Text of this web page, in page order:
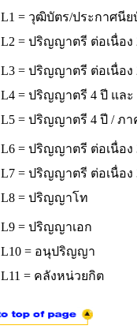
L1 = วุฒิบัตร/ประกาศนี
L2 = ปริญญาตรี ต่อเนื่อง
L3 = ปริญญาตรี ต่อเนื่อ
L4 = ปริญญาตรี 4 ปี แล
L5 = ปริญญาตรี 4 ปี / ภ
L6 = ปริญญาตรี ต่อเนื่อง
L7 = ปริญญาตรี ต่อเนื่อ
L8 = ปริญญาโท
L9 = ปริญญาเอก
L10 = อนุปริญญา
L11 = คลังหน่วยกิต